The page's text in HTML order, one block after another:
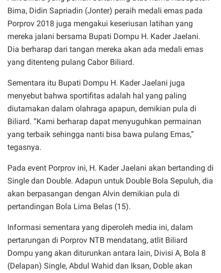
Bima, Didin Sapriadin (Jonter) peraih medali emas pada
Porprov 2018 juga mengakui keseriusan latihan yang
mereka jalani bersama Bupati Dompu H. Kader Jaelani.
Dia berharap dari tangan mereka akan ada medali emas
yang ditenteng pulang Cabor Biliard.
Sementara itu Bupati Dompu H. Kader Jaelani juga
menyebut bahwa sportifitas adalah hal yang paling
diutamakan dalam olahraga apapun, demikian pula di
Biliard. “Kami berharap dapat menyuguhkan permainan
yang terbaik sehingga nanti bisa bawa pulang Emas,”
tegasnya.
Pada event Porprov ini, H. Kader Jaelani akan bertanding di
Single dan Double. Adapun untuk Double Bola Sepuluh, dia
akan berpasangan dengan Alvin demikian pula di
pertandingan Bola Lima Belas (15).
Informasi sementara yang diperoleh media ini, dalam
pertarungan di Porprov NTB mendatang, atlit Biliard
Dompu yang akan diturunkan antara lain, Divisi A, Bola 8
(Delapan) Single, Abdul Wahid dan Iksan, Doble akan